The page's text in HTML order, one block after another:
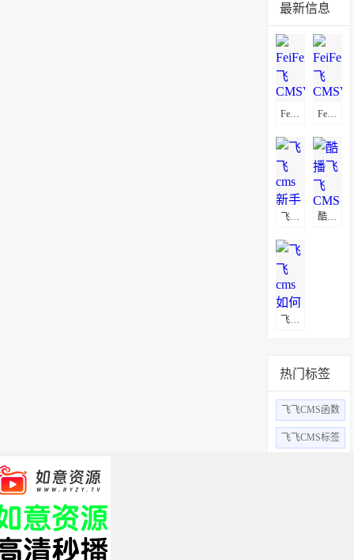
最新信息
FeiFeiCms(飞飞CMSV3.4)通用采集教程(图文)
酷播飞飞CMS采集教程
热门标签
飞飞CMS函数
飞飞CMS标签